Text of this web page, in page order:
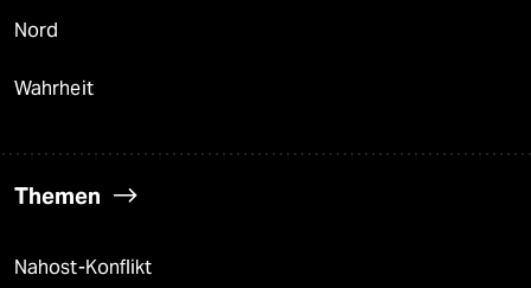
Nord
Wahrheit
Themen
Nahost-Konflikt